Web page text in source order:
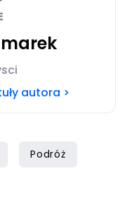
autora >
Podróż